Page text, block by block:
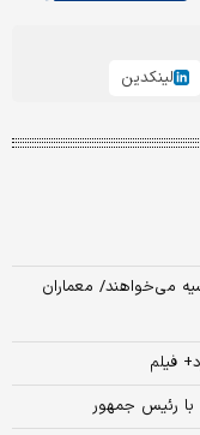
لینکدین
می‌خواهند/ معماران
فیلم
رئیس جمهور